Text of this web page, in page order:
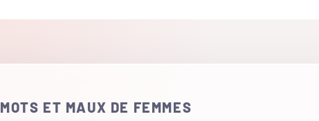
MOTS ET MAUX DE FEMMES